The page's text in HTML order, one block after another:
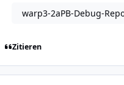
warp3-2aPB-Debug-
Zitieren